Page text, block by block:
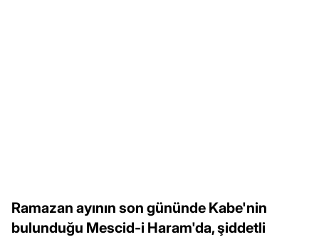
Ramazan ayının son gününde Kabe'nin
bulunduğu Mescid-i Haram'da, şiddetli